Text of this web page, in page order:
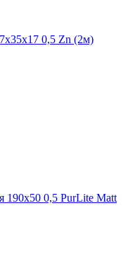
0,5 Zn (2м)
190х50 0,5 PurLite Matt